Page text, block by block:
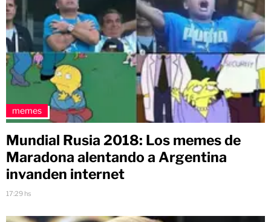
memes
Mundial Rusia 2018: Los memes de
Maradona alentando a Argentina
invanden internet
17:29 hs